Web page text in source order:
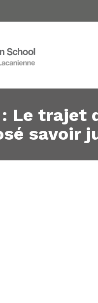
: Le trajet
savoir